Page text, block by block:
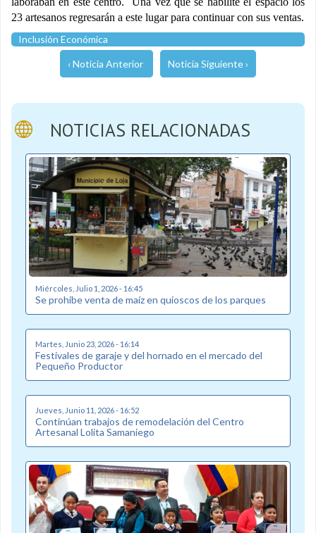
23 artesanos regresarán a este lugar para continuar con sus ventas.
Inclusión Económica
‹ Noticia Anterior Noticia Siguiente ›
NOTICIAS RELACIONADAS
Miércoles, Julio 1, 2026 - 16:45
Se prohibe venta de maíz en quioscos de los parques
Martes, Junio 23, 2026 - 16:14
Festivales de garaje y del hornado en el mercado del
Pequeño Productor
Jueves, Junio 11, 2026 - 16:52
Continúan trabajos de remodelación del Centro
Artesanal Lolita Samaniego